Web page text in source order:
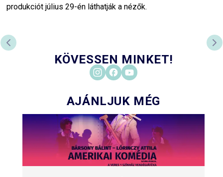
produkciót július 29-én láthatják a nézők.
PREVIOUS SLIDE
KÖVESSEN MINKET!
AJÁNLJUK MÉG